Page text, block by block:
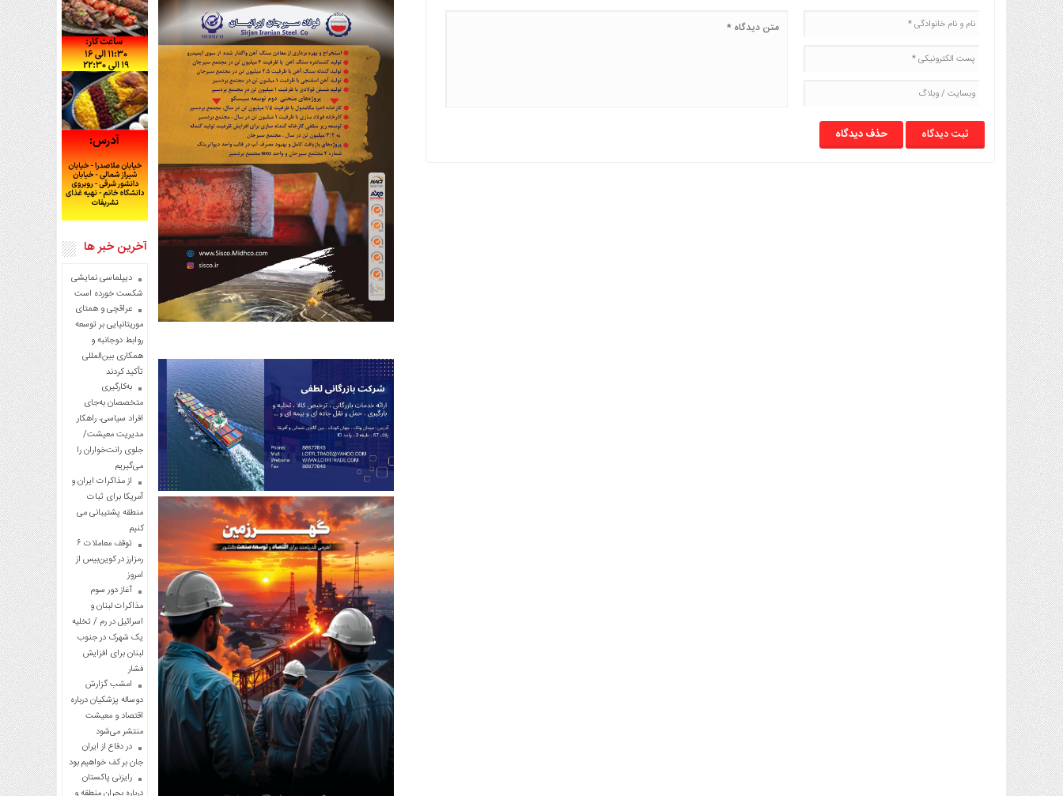
حذف دیدگاه
آخرین خبر ها
دیپلماسی نمایشی
شکست خورده است
عراقچی و همتای
موریتانیایی بر توسعه
روابط دوجانبه و
همکاری بین‌المللی
تأکید کردند
به‌کارگیری
متخصصان به‌جای
افراد سیاسی، راهکار
مدیریت معیشت/
جلوی رانت‌خواران را
می‌گیریم
از مذاکرات ایران و
آمریکا برای ثبات
منطقه پشتیبانی می
کنیم
توقف معاملات ۶
رمزارز در کوین‌بیس از
امروز
آغاز دور سوم
مذاکرات لبنان و
اسرائیل در رم / تخلیه
یک شهرک در جنوب
لبنان برای افزایش
فشار
امشب گزارش
دوساله پزشکیان درباره
اقتصاد و معیشت
منتشر می‌شود
در دفاع از ایران
جان بر کف خواهیم بود
رایزنی پاکستان